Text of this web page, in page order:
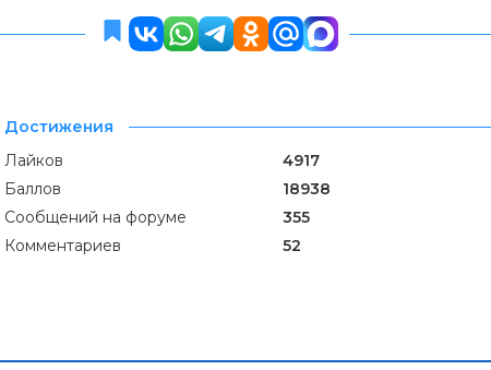
Достижения
Лайков
4917
Баллов
18938
Сообщений на форуме
355
Комментариев
52